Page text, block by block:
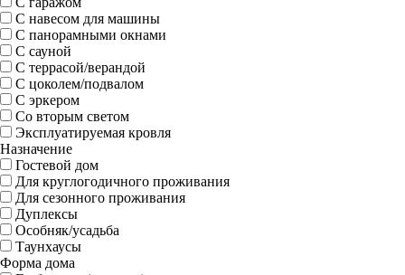
С навесом для машины
С панорамными окнами
С сауной
С террасой/верандой
С цоколем/подвалом
С эркером
Со вторым светом
Эксплуатируемая кровля
Назначение
Гостевой дом
Для круглогодичного проживания
Для сезонного проживания
Дуплексы
Особняк/усадьба
Таунхаусы
Форма дома